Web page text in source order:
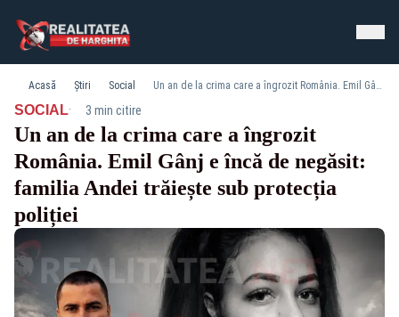
Acasă Știri Social Un an de la crima care a îngrozit România. Emil Gânj e încă de negăsit: familia Andei trăiește sub protecția poliției
SOCIAL· 3 min citire
Un an de la crima care a îngrozit
România. Emil Gânj e încă de negăsit:
familia Andei trăiește sub protecția
poliției